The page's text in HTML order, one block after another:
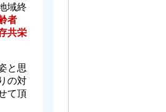
域終
者
共栄
と思
の対
て頂